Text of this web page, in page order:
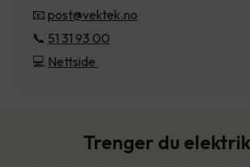
📧 post@vektek.no
📞 51 31 93 00
💻 Nettside
Trenger du